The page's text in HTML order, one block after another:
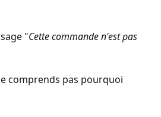
"Cette commande n'est pas
comprends pas pourquoi